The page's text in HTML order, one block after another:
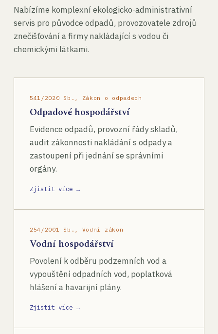
Nabízíme komplexní ekologicko-administrativní
servis pro původce odpadů, provozovatele zdrojů
znečišťování a firmy nakládající s vodou či
chemickými látkami.
541/2020 Sb., Zákon o odpadech
Odpadové hospodářství
Evidence odpadů, provozní řády skladů,
audit zákonnosti nakládání s odpady a
zastoupení při jednání se správními
orgány.
Zjistit více →
254/2001 Sb., Vodní zákon
Vodní hospodářství
Povolení k odběru podzemních vod a
vypouštění odpadních vod, poplatková
hlášení a havarijní plány.
Zjistit více →